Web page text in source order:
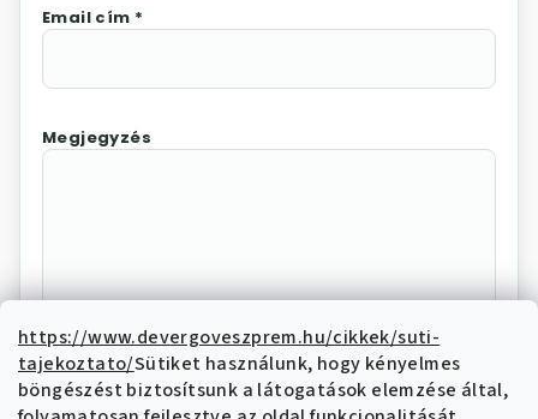
https://www.devergoveszprem.hu/cikkek/suti-
tajekoztato/Sütiket használunk, hogy kényelmes
böngészést biztosítsunk a látogatások elemzése által,
Email cím *
Megjegyzés
Az "Elállás megerősítése"
megnyomásával Ön elektronikus úton